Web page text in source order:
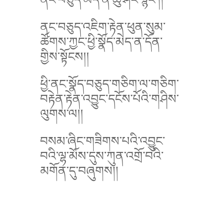
ནང་བཅུད་འཇིག་རྟེན་ཕུན་སུམ་
ཚོགས་ཀྱང་ཕྱི་སྣོད་མེད་ན་དོན་
གྱིས་སྟོངས།།
ཕྱི་ནང་སྣོད་བཅུད་གཅིག་ལ་གཅིག་
བརྟེན་རྟེན་འབྱུང་དངོས་པོའི་གཤིས་
ལུགས་ལ།།
བསམ་ཞིང་གཟིགས་པའི་འབྱུང་
བའི་ལྷ་མོས་དུས་ཀུན་འགྲོ་བའི་
མགོན་དུ་བཞུགས།།